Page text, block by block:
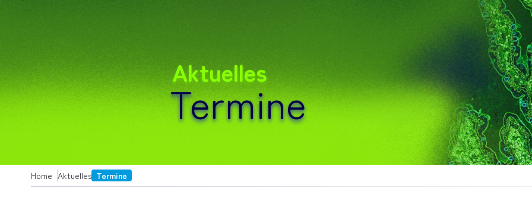
Aktuelles
Termine
Home Aktuelles Termine